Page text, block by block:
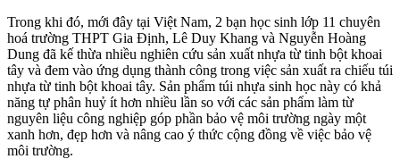
Trong khi đó, mới đây tại Việt Nam, 2 bạn học sinh lớp 11 chuyên
hoá trường THPT Gia Định, Lê Duy Khang và Nguyễn Hoàng
Dung đã kế thừa nhiều nghiên cứu sản xuất nhựa từ tinh bột khoai
tây và đem vào ứng dụng thành công trong việc sản xuất ra chiếu túi
nhựa từ tinh bột khoai tây. Sản phẩm túi nhựa sinh học này có khả
năng tự phân huỷ ít hơn nhiều lần so với các sản phẩm làm từ
nguyên liệu công nghiệp góp phần bảo vệ môi trường ngày một
xanh hơn, đẹp hơn và nâng cao ý thức cộng đồng về việc bảo vệ
môi trường.